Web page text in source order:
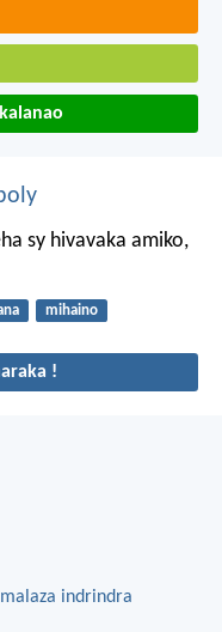
sy hivavaka amiko,
mihaino
!
indrindra